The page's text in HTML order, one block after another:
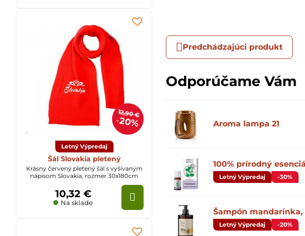
Predchádzajúci produkt
Odporúčame Vám
Aroma lampa 21
100% prírodný
Letný Výpredaj -30%
Šampón
Letný Výpredaj -20%
12,90 €
20%
Letný Výpredaj
Šál Slovakia pletený
Krásny červený pletený šál s vyšívaným
nápisom Slovakia, rozmer 30x180cm
Na sklade
10,32 €